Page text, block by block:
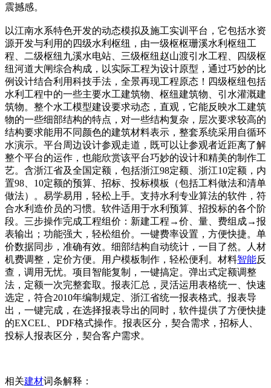
震撼感。
以江南水系特色开发的动态模拟及施工实训平台，它包括水资
源开发与利用的四级水利枢纽，由一级枢枢珊溪水利枢纽工
程、二级枢纽九溪水电站、三级枢纽赵山渡引水工程、四级枢
纽河道大闸综合构成，以实际工程为设计原型，通过巧妙的比
例设计结合利用科技手法，全景再现工程原态！四级枢纽包括
水利工程中的一些主要水工建筑物、枢纽建筑物、引水灌溉建
筑物。整个水工模型建设要求动态，直观，它能反映水工建筑
物的一些细部结构的特点，对一些结构复杂，层次要求较高的
结构要求能用不同颜色的建筑材料表示，整套系统采用自循环
水演示。平台周边设计参观走道，既可以让参观者近距离了解
整个平台的运作，也能欣赏该平台巧妙的设计和精美的制作工
艺。含浙江省及全国定额，包括浙江98定额、浙江10定额，内
置98、10定额的预算、招标、投标模板（包括工料做法和清单
做法）。易学易用，轻松上手。支持水利专业算法的软件，符
合水利造价员的习惯。软件适用于水利预算、招投标的各个阶
段。三步操作完成工程组价：新建工程→价、量、费组成→报
表输出；功能强大，轻松组价。一键费率设置，方便快捷。单
价数据同步，准确有效。细部结构自动统计，一目了然。人材
机费调整，定价方便。用户模板制作，轻松便利。材料智能反
查，调用无忧。项目智能复制，一键搞定。弹出式定额调整
法，定额一次完整套取。报表汇总，灵活运用表格统一、快速
选定，符合2010年编制规定、浙江省统一报表格式。报表导
出，一键完成，在选择报表导出的同时，软件提供了方便快捷
的EXCEL、PDF格式操作。报表区分，契合需求，招标人、
投标人报表区分，契合客户需求。
相关建材词条解释：